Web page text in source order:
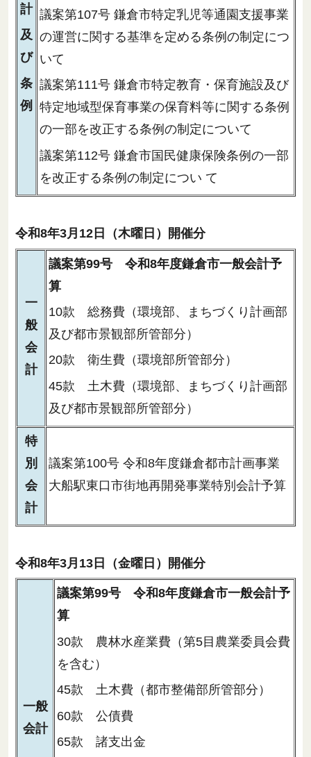
計
及
び
条
例
議案第107号 鎌倉市特定乳児等通園支援事業
の運営に関する基準を定める条例の制定につ
いて
議案第111号 鎌倉市特定教育・保育施設及び
特定地域型保育事業の保育料等に関する条例
の一部を改正する条例の制定について
議案第112号 鎌倉市国民健康保険条例の一部
を改正する条例の制定につい て
令和8年3月12日（木曜日）開催分
一
般
会
計
議案第99号 令和8年度鎌倉市一般会計予
算
10款 総務費（環境部、まちづくり計画部
及び都市景観部所管部分）
20款 衛生費（環境部所管部分）
45款 土木費（環境部、まちづくり計画部
及び都市景観部所管部分）
特
別
会
計
議案第100号 令和8年度鎌倉都市計画事業
大船駅東口市街地再開発事業特別会計予算
令和8年3月13日（金曜日）開催分
一般
会計
議案第99号 令和8年度鎌倉市一般会計予
算
30款 農林水産業費（第5目農業委員会費
を含む）
45款 土木費（都市整備部所管部分）
60款 公債費
65款 諸支出金